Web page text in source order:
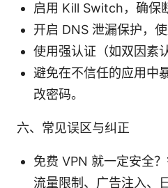
启用 Kill Switch，确保
开启 DNS 泄漏保护，
使用强认证（如双因素
避免在不信任的应用中
改密码。
六、常见误区与纠正
免费 VPN 就一定安全
流量限制、广告注入、